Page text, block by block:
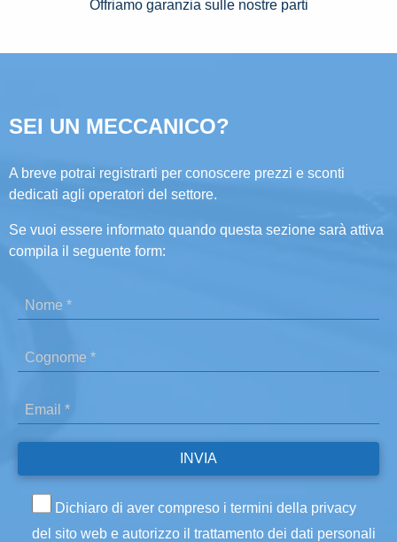
Offriamo garanzia sulle nostre parti
SEI UN MECCANICO?
A breve potrai registrarti per conoscere prezzi e sconti
dedicati agli operatori del settore.
Se vuoi essere informato quando questa sezione sarà attiva
compila il seguente form:
Dichiaro di aver compreso i termini della privacy
del sito web e autorizzo il trattamento dei dati personali